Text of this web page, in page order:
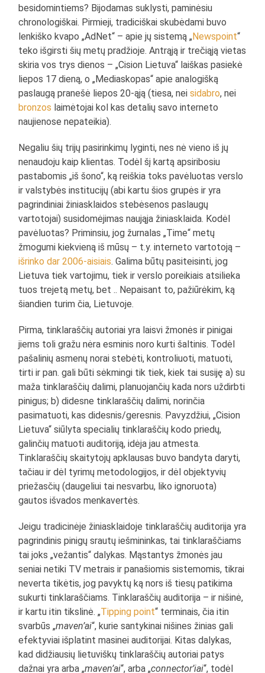
besidomintiems? Bijodamas suklysti, paminėsiu
chronologiškai. Pirmieji, tradiciškai skubėdami buvo
lenkiško kvapo „AdNet“ – apie jų sistemą „Newspoint“
teko išgirsti šių metų pradžioje. Antrąją ir trečiąją vietas
skiria vos trys dienos – „Cision Lietuva“ laiškas pasiekė
liepos 17 dieną, o „Mediaskopas“ apie analogišką
paslaugą pranešė liepos 20-ąją (tiesa, neisidabro, nei
bronzos laimėtojai kol kas detalių savo interneto
naujienose nepateikia).
Negaliu šių trijų pasirinkimų lyginti, nes nė vieno iš jų
nenaudoju kaip klientas. Todėl šį kartą apsiribosiu
pastabomis „iš šono“, ką reiškia toks pavėluotas verslo
ir valstybės institucijų (abi kartu šios grupės ir yra
pagrindiniai žiniasklaidos stebėsenos paslaugų
vartotojai) susidomėjimas naująja žiniasklaida. Kodėl
pavėluotas? Priminsiu, jog žurnalas „Time“ metų
žmogumi kiekvieną iš mūsų – t.y. interneto vartotoją –
išrinko dar 2006-aisiais. Galima būtų pasiteisinti, jog
Lietuva tiek vartojimu, tiek ir verslo poreikiais atsilieka
tuos trejetą metų, bet .. Nepaisant to, pažiūrėkim, ką
šiandien turim čia, Lietuvoje.
Pirma, tinklaraščių autoriai yra laisvi žmonės ir pinigai
jiems toli gražu nėra esminis noro kurti šaltinis. Todėl
pašalinių asmenų norai stebėti, kontroliuoti, matuoti,
tirti ir pan. gali būti sėkmingi tik tiek, kiek tai susiję a) su
maža tinklaraščių dalimi, planuojančių kada nors uždirbti
pinigus; b) didesne tinklaraščių dalimi, norinčia
pasimatuoti, kas didesnis/geresnis. Pavyzdžiui, „Cision
Lietuva“ siūlyta specialių tinklaraščių kodo priedų,
galinčių matuoti auditoriją, idėja jau atmesta.
Tinklaraščių skaitytojų apklausas buvo bandyta daryti,
tačiau ir dėl tyrimų metodologijos, ir dėl objektyvių
priežasčių (daugeliui tai nesvarbu, liko ignoruota)
gautos išvados menkavertės.
Jeigu tradicinėje žiniasklaidoje tinklaraščių auditorija yra
pagrindinis pinigų srautų iešmininkas, tai tinklaraščiams
tai joks „vežantis“ dalykas. Mąstantys žmonės jau
seniai netiki TV metrais ir panašiomis sistemomis, tikrai
neverta tikėtis, jog pavyktų ką nors iš tiesų patikima
sukurti tinklaraščiams. Tinklaraščių auditorija – ir nišinė,
ir kartu itin tikslinė. „Tipping point“ terminais, čia itin
svarbūs „maven’ai“, kurie santykinai nišines žinias gali
efektyviai išplatint masinei auditorijai. Kitas dalykas,
kad didžiausių lietuviškų tinklaraščių autoriai patys
dažnai yra arba „maven’ai“, arba „connector’iai“, todėl